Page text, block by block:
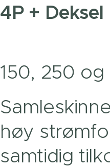
4P + Deksel
150, 250
høy
samtidig